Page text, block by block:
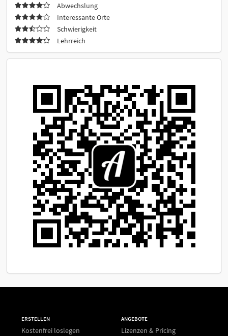
Abwechslung
Interessante Orte
Schwierigkeit
Lehrreich
ERSTELLEN
Kostenfrei loslegen
ANGEBOTE
Lizenzen & Pricing